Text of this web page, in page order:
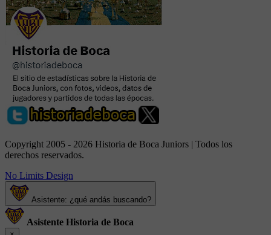
Copyright 2005 - 2026 Historia de Boca Juniors | Todos los
derechos reservados.
No Limits Design
Asistente: ¿qué andás buscando?
Asistente Historia de Boca